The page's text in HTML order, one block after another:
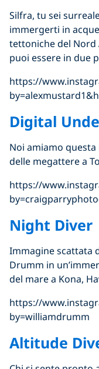
Silfra, tu sei
immergerti in
tettoniche del Nord
puoi essere in due
https://
Digital
Noi amiamo
delle megattere a
https://
Night Diver
Immagine scattata
Drumm in
del mare a Kona,
https://
by=williamdrumm
Altitude